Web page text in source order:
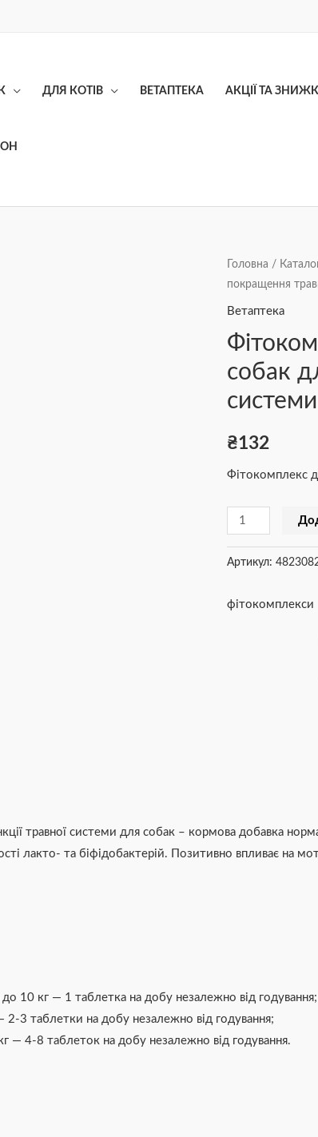
ДЛЯ КОТІВ ВЕТАПТЕКА АКЦІЇ ТА
Головна /
покращення
Ветаптека
собак
₴132
Фітокомплекс
Фітокомплекс
Provet
ФІТОВИТ
собак
для
покращення
системи
табл
кількість
Артикул:
фітокомплекси
травної системи для собак – кормова добавка
лакто- та біфідобактерій. Позитивно впливає на
10 кг — 1 таблетка на добу незалежно від годування;
2-3 таблетки на добу незалежно від годування;
— 4-8 таблеток на добу незалежно від годування.